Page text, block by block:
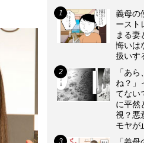
義母の
ースト
まる妻
悔いは
扱いす
「あ
ね？」
てない
に平然
視？悪
モヤが